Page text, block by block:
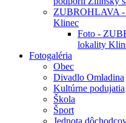
ZUBROHLAVA -
Klinec
Foto -
lokality
Fotogaléria
Obec
Divadlo Omladina
Kultúrne podujatia
Škola
Šport
Jednota